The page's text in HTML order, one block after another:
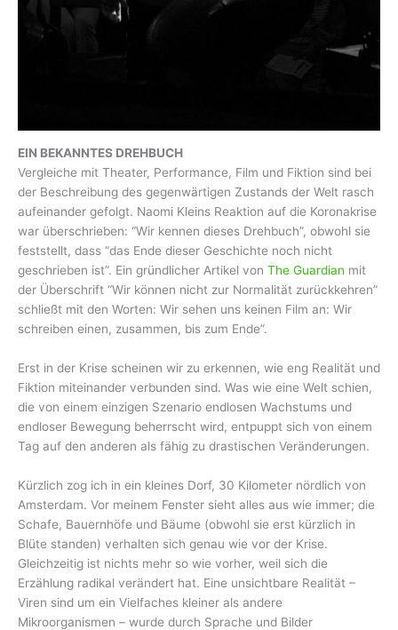
EIN BEKANNTES DREHBUCH
Vergleiche mit Theater, Performance, Film und Fiktion sind bei
der Beschreibung des gegenwärtigen Zustands der Welt rasch
aufeinander gefolgt. Naomi Kleins Reaktion auf die Koronakrise
war überschrieben: “Wir kennen dieses Drehbuch”, obwohl sie
feststellt, dass “das Ende dieser Geschichte noch nicht
geschrieben ist”. Ein gründlicher Artikel von The Guardian mit
der Überschrift “Wir können nicht zur Normalität zurückkehren”
schließt mit den Worten: Wir sehen uns keinen Film an: Wir
schreiben einen, zusammen, bis zum Ende”.
Erst in der Krise scheinen wir zu erkennen, wie eng Realität und
Fiktion miteinander verbunden sind. Was wie eine Welt schien,
die von einem einzigen Szenario endlosen Wachstums und
endloser Bewegung beherrscht wird, entpuppt sich von einem
Tag auf den anderen als fähig zu drastischen Veränderungen.
Kürzlich zog ich in ein kleines Dorf, 30 Kilometer nördlich von
Amsterdam. Vor meinem Fenster sieht alles aus wie immer; die
Schafe, Bauernhöfe und Bäume (obwohl sie erst kürzlich in
Blüte standen) verhalten sich genau wie vor der Krise.
Gleichzeitig ist nichts mehr so wie vorher, weil sich die
Erzählung radikal verändert hat. Eine unsichtbare Realität –
Viren sind um ein Vielfaches kleiner als andere
Mikroorganismen – wurde durch Sprache und Bilder